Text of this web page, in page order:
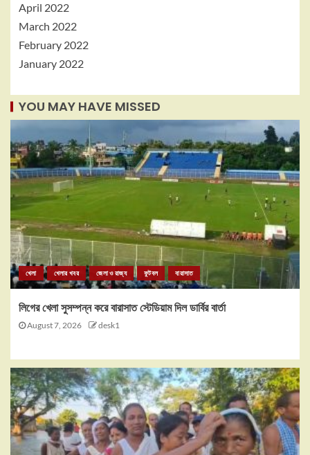
April 2022
March 2022
February 2022
January 2022
YOU MAY HAVE MISSED
খেলা খেলার খবর জেলা ও রাজ্য ফুটবল বারাসাত
লিগের খেলা সুসম্পন্ন করে বারাসাত স্টেডিয়াম দিল ডার্বির বার্তা
August 7, 2026 desk1